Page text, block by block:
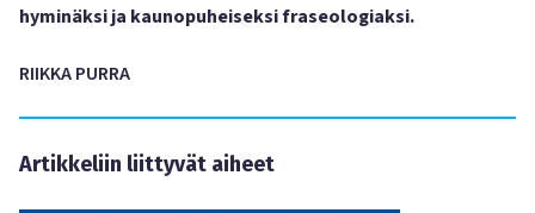
hyminäksi ja kaunopuheiseksi fraseologiaksi.
RIIKKA PURRA
Artikkeliin liittyvät aiheet